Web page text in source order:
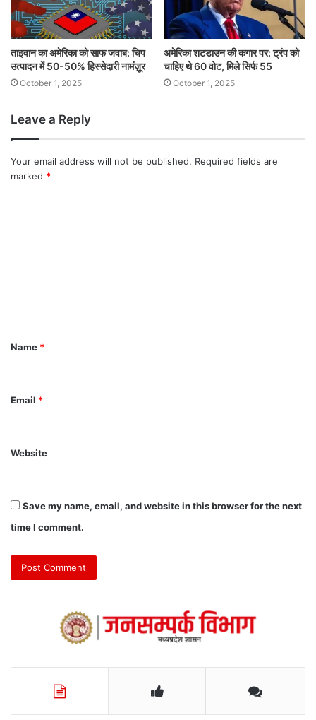
ताइवान का अमेरिका को साफ जवाब: चिप
उत्पादन में 50-50% हिस्सेदारी नामंज़ूर
October 1, 2025
अमेरिका शटडाउन की कगार पर: ट्रंप को
चाहिए थे 60 वोट, मिले सिर्फ 55
October 1, 2025
Leave a Reply
Your email address will not be published. Required fields are
marked *
Name *
Email *
Website
Save my name, email, and website in this browser for the next
time I comment.